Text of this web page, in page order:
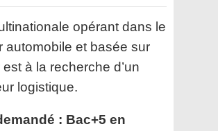
opérant dans le
automobile et basée sur
à la recherche d’un
logistique.
: Bac+5 en